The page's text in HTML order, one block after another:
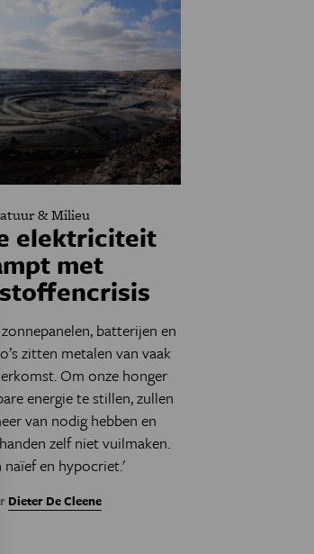
& Milieu
elektriciteit
met
zonnepanelen, batterijen en
zitten metalen van vaak
Om onze honger
energie te stillen, zullen
van nodig hebben en
handen zelf niet vuilmaken.
naïef en hypocriet.'
Dieter De Cleene